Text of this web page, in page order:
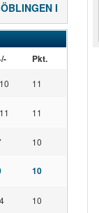
I
Pkt.
11
11
10
10
10